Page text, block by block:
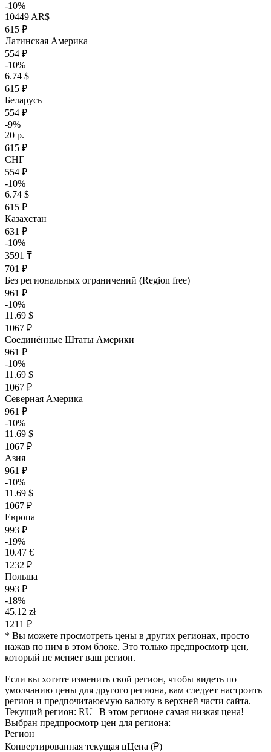
-10%
10449 AR$
615 ₽
Латинская Америка
554 ₽
-10%
6.74 $
615 ₽
Беларусь
554 ₽
-9%
20 р.
615 ₽
СНГ
554 ₽
-10%
6.74 $
615 ₽
Казахстан
631 ₽
-10%
3591 ₸
701 ₽
Без региональных ограничений (Region free)
961 ₽
-10%
11.69 $
1067 ₽
Соединённые Штаты Америки
961 ₽
-10%
11.69 $
1067 ₽
Северная Америка
961 ₽
-10%
11.69 $
1067 ₽
Азия
961 ₽
-10%
11.69 $
1067 ₽
Европа
993 ₽
-19%
10.47 €
1232 ₽
Польша
993 ₽
-18%
45.12 zł
1211 ₽
* Вы можете просмотреть цены в других регионах, просто
нажав по ним в этом блоке. Это только предпросмотр цен,
который не меняет ваш регион.
Если вы хотите изменить свой регион, чтобы видеть по
умолчанию цены для другого региона, вам следует настроить
регион и предпочитаюемую валюту в верхней части сайта.
Текущий регион: RU | В этом регионе самая низкая цена!
Выбран предпросмотр цен для региона:
Регион
Конвертированная текущая цЦена (₽)